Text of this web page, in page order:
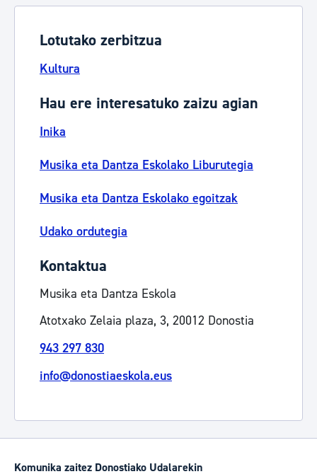
Lotutako zerbitzua
Kultura
Hau ere interesatuko zaizu agian
Inika
Musika eta Dantza Eskolako Liburutegia
Musika eta Dantza Eskolako egoitzak
Udako ordutegia
Kontaktua
Musika eta Dantza Eskola
Atotxako Zelaia plaza, 3, 20012 Donostia
943 297 830
info@donostiaeskola.eus
Komunika zaitez Donostiako Udalarekin